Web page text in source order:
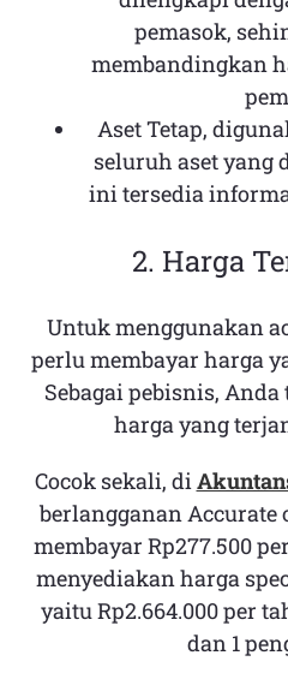
pemasok,
membandingkan
Aset Tetap,
seluruh aset yang
ini tersedia
2. Harga
Untuk menggunakan
perlu membayar harga
Sebagai pebisnis,
harga yang
Cocok sekali, di
berlangganan Accurate
membayar Rp277.500
menyediakan harga
yaitu Rp2.664.000 per
dan 1